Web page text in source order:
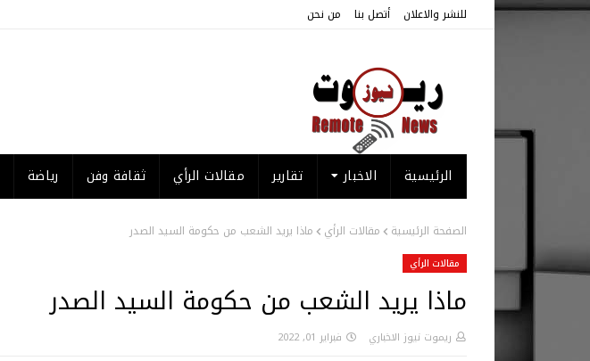
للنشر والاعلان أتصل بنا من نحن
الرئيسية الاخبار تقارير مقالات الرأي ثقافة وفن رياضة
الصفحة الرئيسية مقالات الرأي ماذا يريد الشعب من حكومة السيد الصدر
مقالات الرأي
ماذا يريد الشعب من حكومة السيد الصدر
ريموت نيوز الاخباري فبراير 01, 2022